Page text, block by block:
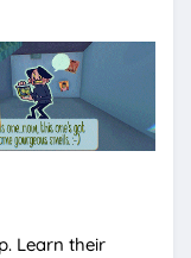
Learn their